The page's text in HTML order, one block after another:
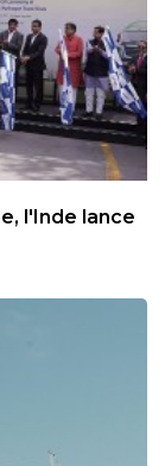
l'Inde lance